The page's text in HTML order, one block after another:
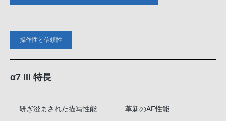
操作性と信頼性
α7 III 特長
研ぎ澄まされた描写性能 革新のAF性能